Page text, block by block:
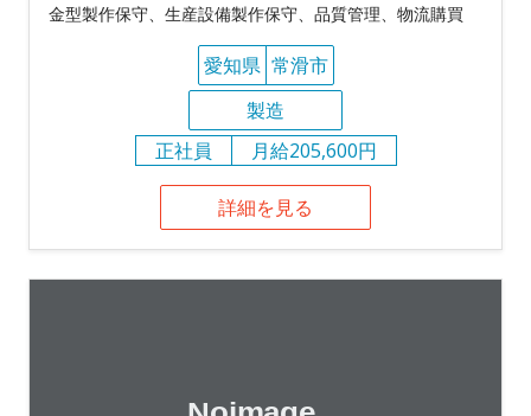
金型製作保守、生産設備製作保守、品質管理、物流購買
愛知県 常滑市
製造
正社員
月給205,600円
詳細を見る